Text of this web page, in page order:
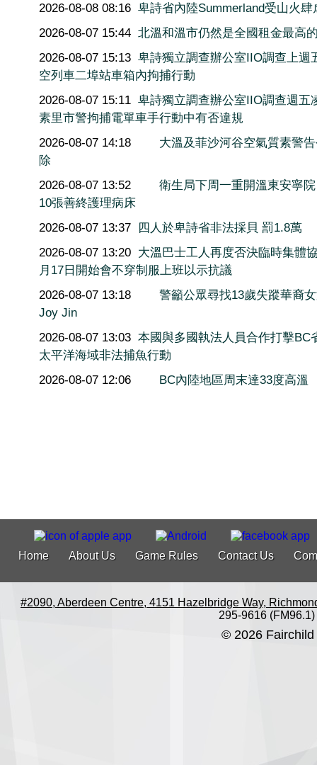
2026-08-08 08:16 卑詩省內陸Summerland受山火肆
2026-08-07 15:44 北溫和溫市仍然是全國租金最高
2026-08-07 15:13 卑詩獨立調查辦公室IIO調查上週
空列車二埠站車箱內拘捕行動
2026-08-07 15:11 卑詩獨立調查辦公室IIO調查週五
素里市警拘捕電單車手行動中有否違規
2026-08-07 14:18
大溫及菲沙河谷空氣質素警
除
2026-08-07 13:52
衛生局下周一重開溫東安寧
10張善終護理病床
2026-08-07 13:37 四人於卑詩省非法採貝 罰1.8萬
2026-08-07 13:20 大溫巴士工人再度否決臨時集體
月17日開始會不穿制服上班以示抗議
2026-08-07 13:18
警籲公眾尋找13歲失蹤華裔
Joy Jin
2026-08-07 13:03 本國與多國執法人員合作打擊BC
太平洋海域非法捕魚行動
2026-08-07 12:06
BC內陸地區周末達33度高溫
Home About Us Game Rules Contact Us
#2090, Aberdeen Centre, 4151 Hazelbridge Way,
295-9616 (FM96.1)
© 2026 Fairchild